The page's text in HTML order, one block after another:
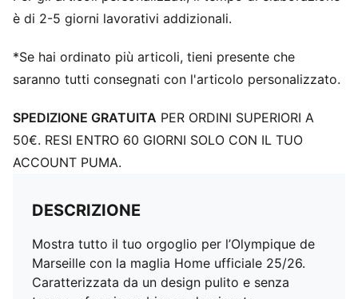
è di 2-5 giorni lavorativi addizionali.
*Se hai ordinato più articoli, tieni presente che
saranno tutti consegnati con l'articolo personalizzato.
SPEDIZIONE GRATUITA PER ORDINI SUPERIORI A
50€. RESI ENTRO 60 GIORNI SOLO CON IL TUO
ACCOUNT PUMA.
DESCRIZIONE
Mostra tutto il tuo orgoglio per l’Olympique de
Marseille con la maglia Home ufficiale 25/26.
Caratterizzata da un design pulito e senza